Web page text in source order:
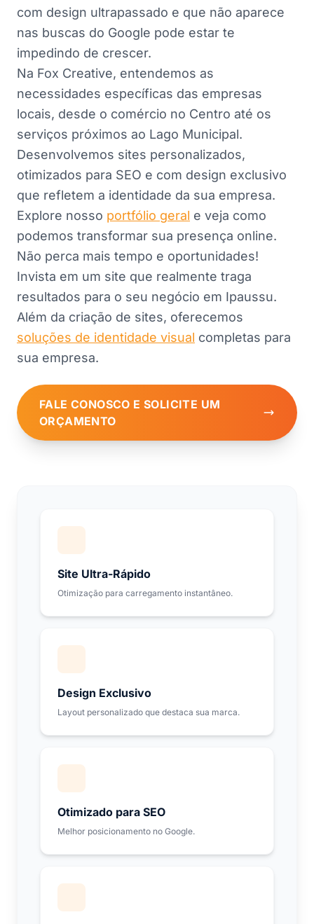
com design ultrapassado e que não aparece
nas buscas do Google pode estar te
impedindo de crescer.
Na Fox Creative, entendemos as
necessidades específicas das empresas
locais, desde o comércio no Centro até os
serviços próximos ao Lago Municipal.
Desenvolvemos sites personalizados,
otimizados para SEO e com design exclusivo
que refletem a identidade da sua empresa.
Explore nosso portfólio geral e veja como
podemos transformar sua presença online.
Não perca mais tempo e oportunidades!
Invista em um site que realmente traga
resultados para o seu negócio em Ipaussu.
Além da criação de sites, oferecemos
soluções de identidade visual completas para
sua empresa.
FALE CONOSCO E SOLICITE UM
ORÇAMENTO
Site Ultra-Rápido
Otimização para carregamento instantâneo.
Design Exclusivo
Layout personalizado que destaca sua marca.
Otimizado para SEO
Melhor posicionamento no Google.